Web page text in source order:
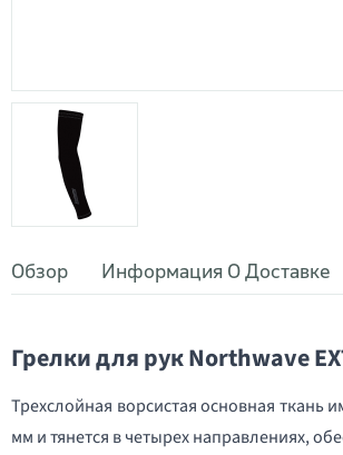
Обзор Информация О Доставке
Грелки для рук Northwave
Трехслойная ворсистая основная ткань
мм и тянется в четырех направлениях,